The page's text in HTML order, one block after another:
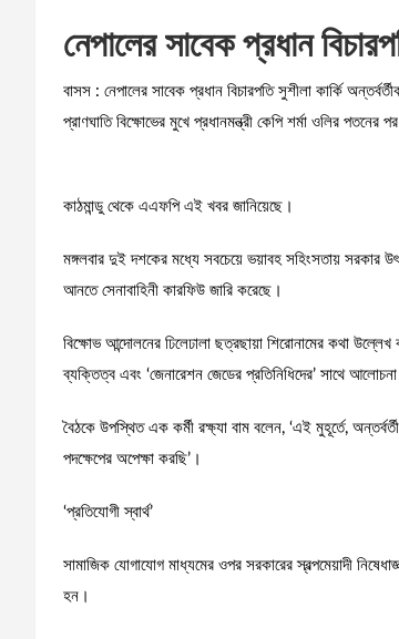
নেপালের সাবেক প্রধান
বাসস : নেপালের সাবেক প্রধান বিচারপতি সুশীলা কার্কি
প্রাণঘাতি বিক্ষোভের মুখে প্রধানমন্ত্রী কেপি শর্মা ওলির
কাঠমান্ডু থেকে এএফপি এই খবর জানিয়েছে।
মঙ্গলবার দুই দশকের মধ্যে সবচেয়ে ভয়াবহ সহিংসতায় সরকার
আনতে সেনাবাহিনী কারফিউ জারি করেছে।
বিক্ষোভ আন্দোলনের ঢিলেঢালা ছত্রছায়া শিরোনামের কথা
ব্যক্তিত্ব এবং ‘জেনারেশন জেডের প্রতিনিধিদের’ সাথে
বৈঠকে উপস্থিত এক কর্মী রক্ষ্যা বাম বলেন, ‘এই মুহূর্তে,
পদক্ষেপের অপেক্ষা করছি’।
‘প্রতিযোগী স্বার্থ’
সামাজিক যোগাযোগ মাধ্যমের ওপর সরকারের স্বল্পমেয়াদী
হন।